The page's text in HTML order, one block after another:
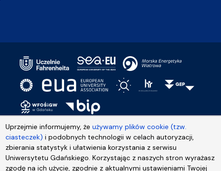
Uprzejmie informujemy, żeużywamy plików cookie (tzw.
ciasteczek) i podobnych technologii w celach autoryzacji,
zbierania statystyk i ułatwienia korzystania z serwisu
Uniwersytetu Gdańskiego. Korzystając z naszych stron wyrażasz
zgodę na ich użycie, zgodnie z aktualnymi ustawieniami Twojej